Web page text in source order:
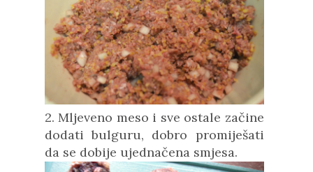
2. Mljeveno meso i sve ostale začine
dodati bulguru, dobro promiješati
da se dobije ujednačena smjesa.